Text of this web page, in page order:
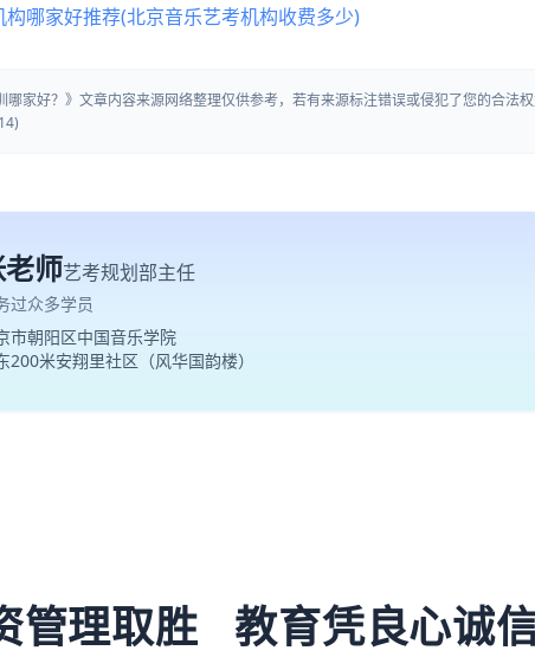
哪家好推荐(北京音乐艺考机构收费多少)
哪家好？》文章内容来源网络整理仅供参考，若有来源标注错误或侵犯了您的合法
老师艺考规划部主任
过众多学员
市朝阳区中国音乐学院
200米安翔里社区（风华国韵楼）
管理取胜 教育凭良心诚